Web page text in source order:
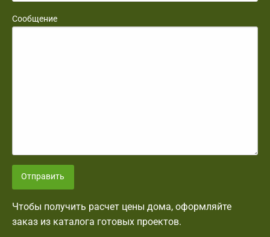
Сообщение
Отправить
Чтобы получить расчет цены дома, оформляйте
заказ из каталога готовых проектов.